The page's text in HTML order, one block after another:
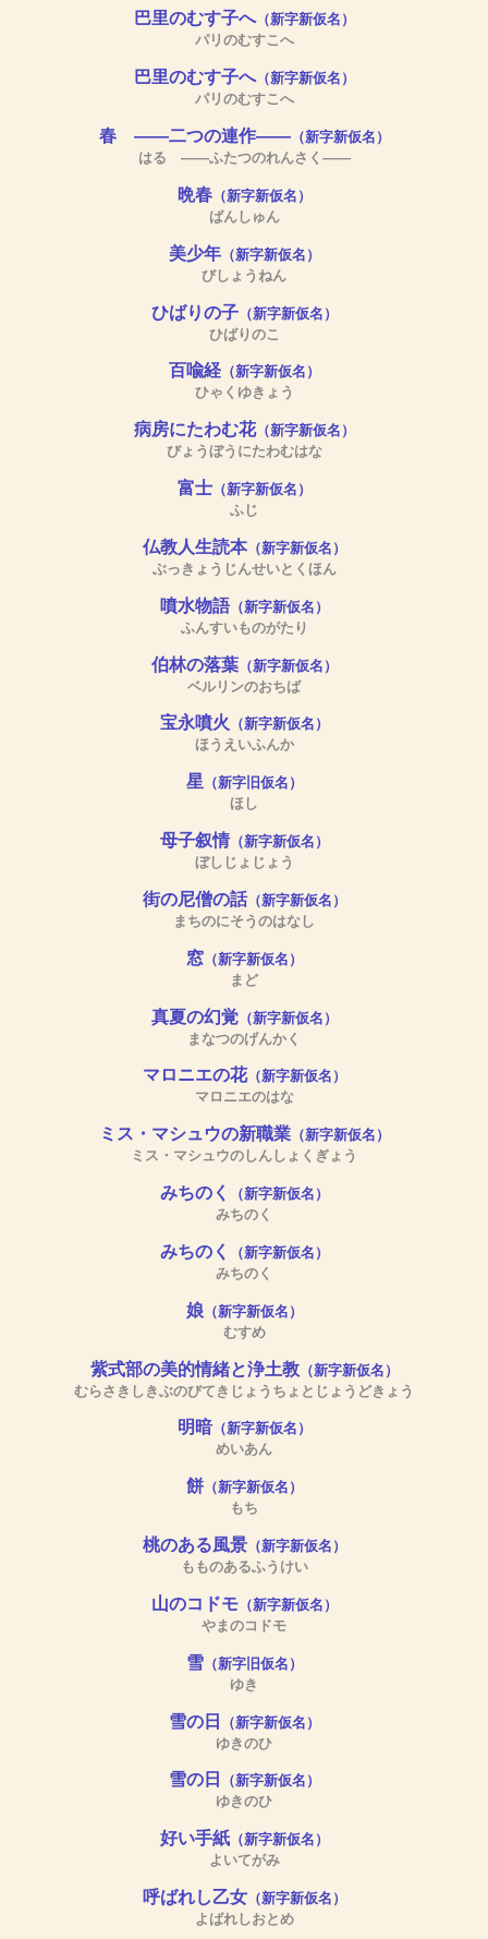
巴里のむす子へ（新字新仮名）
パリのむすこへ
巴里のむす子へ（新字新仮名）
パリのむすこへ
春 ――二つの連作――（新字新仮名）
はる ――ふたつのれんさく――
晩春（新字新仮名）
ばんしゅん
美少年（新字新仮名）
びしょうねん
ひばりの子（新字新仮名）
ひばりのこ
百喩経（新字新仮名）
ひゃくゆきょう
病房にたわむ花（新字新仮名）
びょうぼうにたわむはな
富士（新字新仮名）
ふじ
仏教人生読本（新字新仮名）
ぶっきょうじんせいとくほん
噴水物語（新字新仮名）
ふんすいものがたり
伯林の落葉（新字新仮名）
ベルリンのおちば
宝永噴火 （新字新仮名）
ほうえいふんか
星（新字旧仮名）
ほし
母子叙情（新字新仮名）
ぼしじょじょう
街の尼僧の話（新字新仮名）
まちのにそうのはなし
窓（新字新仮名）
まど
真夏の幻覚（新字新仮名）
まなつのげんかく
マロニエの花（新字新仮名）
マロニエのはな
ミス・マシュウの新職業（新字新仮名）
ミス・マシュウのしんしょくぎょう
みちのく （新字新仮名）
みちのく
みちのく （新字新仮名）
みちのく
娘（新字新仮名）
むすめ
紫式部の美的情緒と浄土教（新字新仮名）
むらさきしきぶのびてきじょうちょとじょうどきょう
明暗（新字新仮名）
めいあん
餅（新字新仮名）
もち
桃のある風景（新字新仮名）
もものあるふうけい
山のコドモ（新字新仮名）
やまのコドモ
雪（新字旧仮名）
ゆき
雪の日 （新字新仮名）
ゆきのひ
雪の日 （新字新仮名）
ゆきのひ
好い手紙（新字新仮名）
よいてがみ
呼ばれし乙女（新字新仮名）
よばれしおとめ